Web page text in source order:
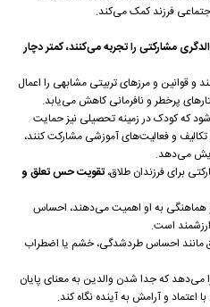
فرزند کمک می‌کند.
مشارکتی را تجربه می‌کنند، کمتر دچار
و قوانین و مرزهای تربیتی مشابهی را اعمال
پرخطر و نافرمانی کاهش می‌یابد.
که کودک در زمینه تحصیلی نیز حمایت
تکالیف و فعالیت‌های آموزشی مشارکت کنند،
می‌دهد.
برای فرزندان طلاق، تقویت حس تعلق و
هماهنگی به او اهمیت می‌دهند، احساس
است.
مانند احساس طردشدگی، خشم یا اضطراب
می‌دهد که جدا شدن والدین به معنای پایان
و آرامش به آینده نگاه کند.